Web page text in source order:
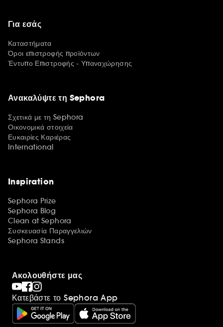
Για εσάς
Καταστήματα
Όροι επιστροφής προϊόντων
Έντυπο Επιστροφής - Υπαναχώρησης
Ανακαλύψτε τη Sephora
Σχετικά με τη Sephora
Οικονομικά στοιχεία
Ευκαιρίες Καριέρας
International
Inspiration
Sephora Prize
Sephora Blog
Clean at Sephora
Συσκευασία Παραγγελιών
Sephora Stands
Ακολουθήστε μας
Κατεβάστε το Sephora App